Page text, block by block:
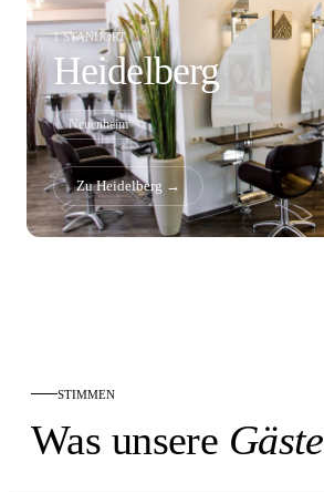
1 STANDORT
Heidelberg
Neuenheim
Zu Heidelberg →
STIMMEN
Was unsere Gäste